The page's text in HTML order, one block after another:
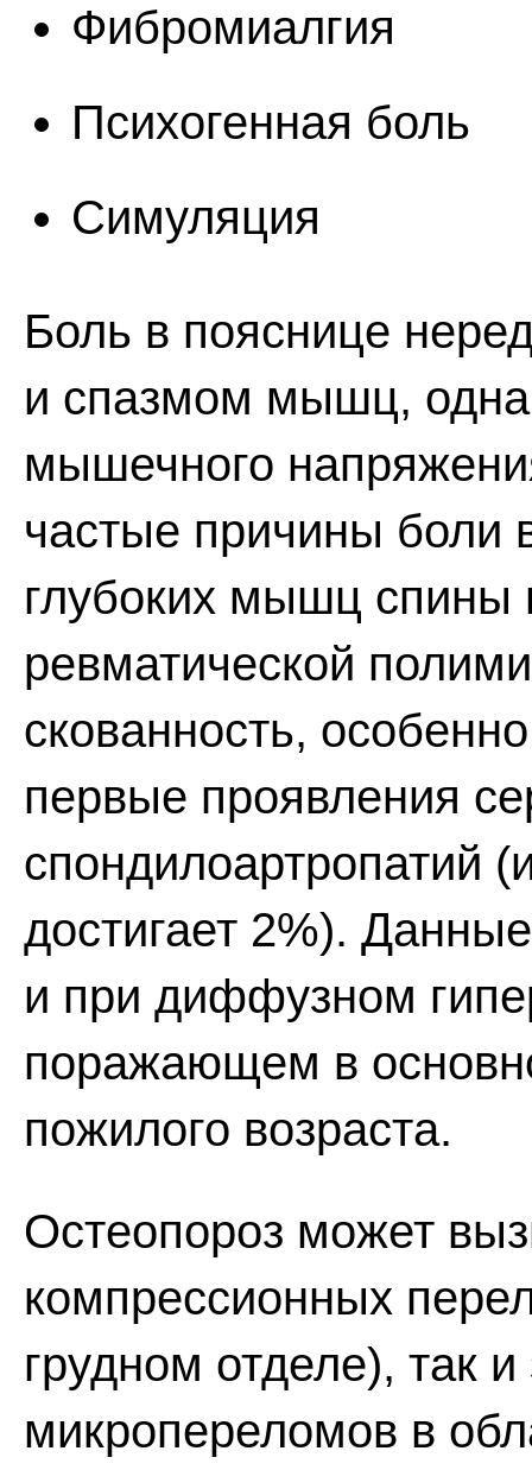
Фибромиалгия
Психогенная боль
Симуляция
Боль в пояснице
и спазмом мышц,
мышечного
частые причины боли
глубоких мышц
ревматической
скованность,
первые проявления
спондилоартропатий
достигает 2%).
и при диффузном
поражающем в
пожилого возраста.
Остеопороз может
компрессионных
грудном отделе), так
микропереломов в